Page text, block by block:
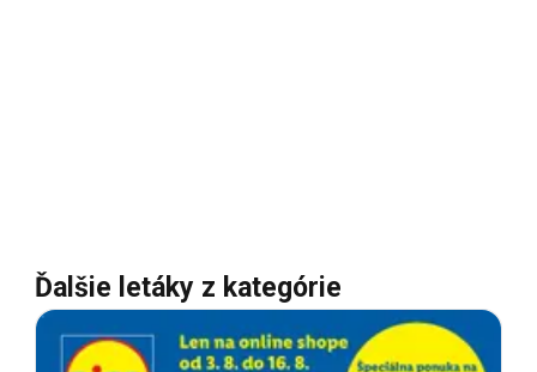
Ďalšie letáky z kategórie